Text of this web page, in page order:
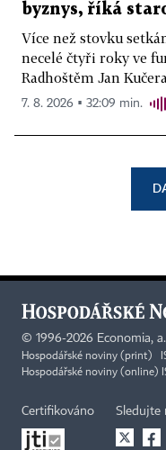
byznys, říká
Více než stovku
necelé čtyři roky ve
Radhoštěm Jan
7. 8. 2026 ▪ 32:09 min.
© 1996-2026 Economia,
Hospodářské noviny (print)
Hospodářské noviny (online)
Certifikováno Sledujte